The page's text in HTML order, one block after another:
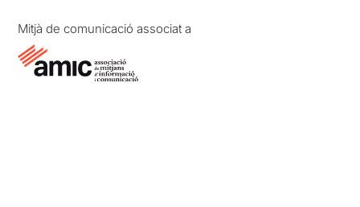
Mitjà de comunicació associat a